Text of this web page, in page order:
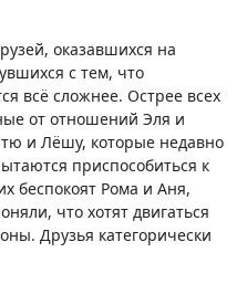
с тем, что
всё сложнее. Острее всех
от отношений Эля и
и Лёшу, которые недавно
приспособиться к
беспокоят Рома и Аня,
что хотят двигаться
Друзья категорически